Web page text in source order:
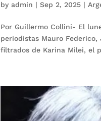
byadmin |Sep 2, 2025 |
Por Guillermo Collini- El
periodistas Mauro
filtrados de Karina Milei, el